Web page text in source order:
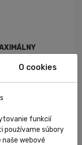
odpor
celkový
dokonale drží na
O cookies
funkcií
používame súbory
webové